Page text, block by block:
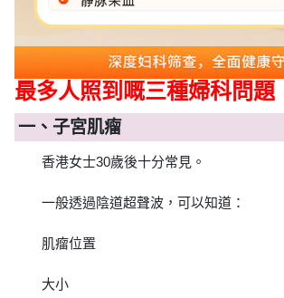
最多人照到嘅三種婦科問題
一、子宮肌瘤
香港女士30歲後十分常見。
一般透過陰道超聲波，可以知道：
肌瘤位置
大小